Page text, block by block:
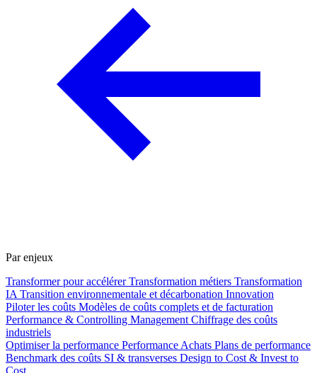
Par enjeux
Transformer pour accélérer Transformation métiers Transformation
IA Transition environnementale et décarbonation Innovation
Piloter les coûts Modèles de coûts complets et de facturation
Performance & Controlling Management Chiffrage des coûts
industriels
Optimiser la performance Performance Achats Plans de performance
Benchmark des coûts SI & transverses Design to Cost & Invest to